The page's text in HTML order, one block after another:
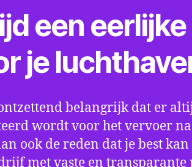
een
je
belangrijk dat er
wordt voor het vervoer
ook de reden dat je best
met vaste en transparante